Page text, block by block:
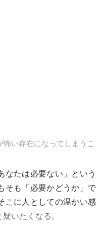
怖い存在になってしまうこ
なたは必要ない」という
そも「必要かどうか」で
こに人としての温かい感
いたくなる。